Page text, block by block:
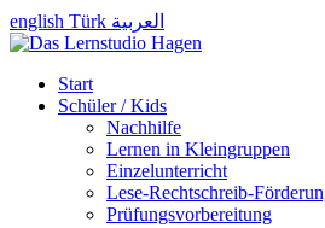
english Türk العربية
Start
Schüler / Kids
Nachhilfe
Lernen in Kleingruppen
Einzelunterricht
Lese-Rechtschreib-
Prüfungsvorbereitung